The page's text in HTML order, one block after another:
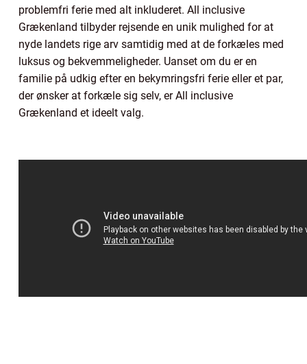
problemfri ferie med alt inkluderet. All inclusive
Grækenland tilbyder rejsende en unik mulighed for at
nyde landets rige arv samtidig med at de forkæles med
luksus og bekvemmeligheder. Uanset om du er en
familie på udkig efter en bekymringsfri ferie eller et par,
der ønsker at forkæle sig selv, er All inclusive
Grækenland et ideelt valg.